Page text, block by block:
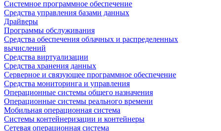
Системное программное обеспечение
Средства управления базами данных
Драйверы
Программы обслуживания
Средства обеспечения облачных и распределенных
вычислений
Средства виртуализации
Средства хранения данных
Серверное и связующее программное обеспечение
Средства мониторинга и управления
Операционные системы общего назначения
Операционные системы реального времени
Мобильная операционная система
Системы контейнеризации и контейнеры
Сетевая операционная система